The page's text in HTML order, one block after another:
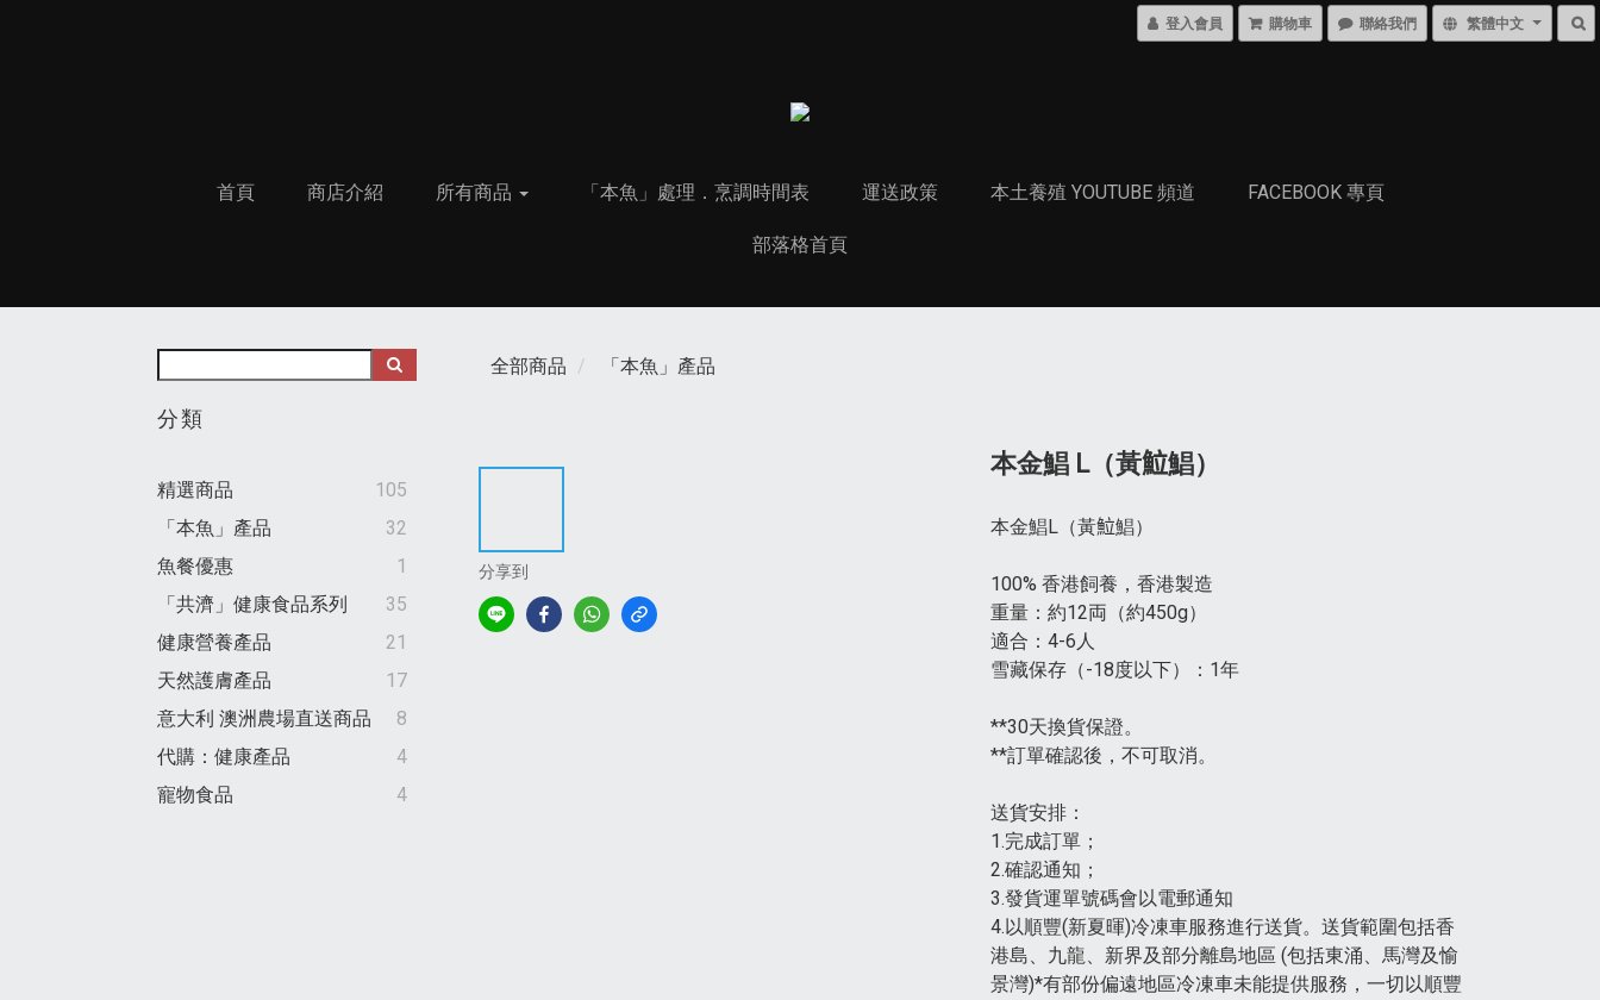
登入會員 購物車 聯絡我們 繁體中文
首頁 商店介紹 所有商品 「本魚」處理．烹調時間表 運送政策 本土養殖 YOUTUBE 頻道 FACEBOOK 專頁
部落格首頁
分類
精選商品
105
「本魚」產品
32
魚餐優惠
1
「共濟」健康食品系列
35
健康營養產品
21
天然護膚產品
17
意大利 澳洲農場直送商品
8
代購：健康產品
4
寵物食品
4
全部商品 「本魚」產品
分享到
本金鯧 L（黃𩶘鯧）
本金鯧L（黃𩶘鯧）
100% 香港飼養，香港製造
重量：約12両（約450g）
適合：4-6人
雪藏保存（-18度以下）：1年
**30天換貨保證。
**訂單確認後，不可取消。
送貨安排：
1.完成訂單；
2.確認通知；
3.發貨運單號碼會以電郵通知
4.以順豐(新夏暉)冷凍車服務進行送貨。送貨範圍包括香
港島、九龍、新界及部分離島地區 (包括東涌、馬灣及愉
景灣)*有部份偏遠地區冷凍車未能提供服務，一切以順豐